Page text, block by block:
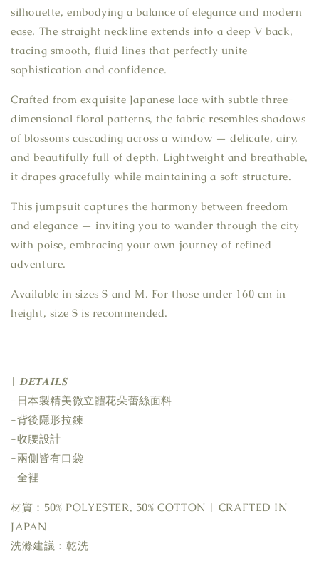
silhouette, embodying a balance of elegance and modern
ease. The straight neckline extends into a deep V back,
tracing smooth, fluid lines that perfectly unite
sophistication and confidence.
Crafted from exquisite Japanese lace with subtle three-
dimensional floral patterns, the fabric resembles shadows
of blossoms cascading across a window — delicate, airy,
and beautifully full of depth. Lightweight and breathable,
it drapes gracefully while maintaining a soft structure.
This jumpsuit captures the harmony between freedom
and elegance — inviting you to wander through the city
with poise, embracing your own journey of refined
adventure.
Available in sizes S and M. For those under 160 cm in
height, size S is recommended.
| 𝑫𝑬𝑻𝑨𝑰𝑳𝑺
-日本製精美微立體花朵蕾絲面料
-背後隱形拉鍊
-收腰設計
-兩側皆有口袋
-全裡
材質：50% POLYESTER, 50% COTTON | CRAFTED IN
JAPAN
洗滌建議：乾洗